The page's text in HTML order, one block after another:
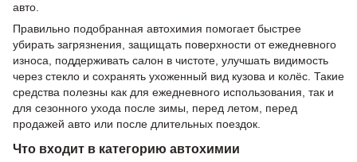
авто.
Правильно подобранная автохимия помогает быстрее
убирать загрязнения, защищать поверхности от ежедневного
износа, поддерживать салон в чистоте, улучшать видимость
через стекло и сохранять ухоженный вид кузова и колёс. Такие
средства полезны как для ежедневного использования, так и
для сезонного ухода после зимы, перед летом, перед
продажей авто или после длительных поездок.
Что входит в категорию автохимии